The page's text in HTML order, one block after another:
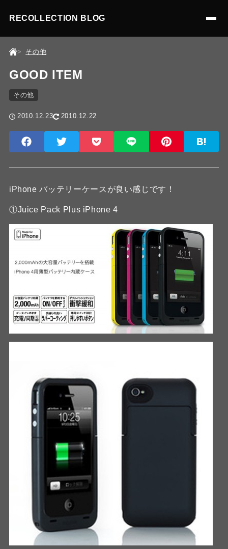
RECOLLECTION BLOG
その他
GOOD ITEM
その他
2010.12.23 2010.12.22
iPhone バッテリーケースが良い感じです！
①Juice Pack Plus iPhone 4